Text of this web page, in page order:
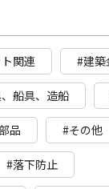
関連 #建築
船具、造船
品 #その他
#落下防止